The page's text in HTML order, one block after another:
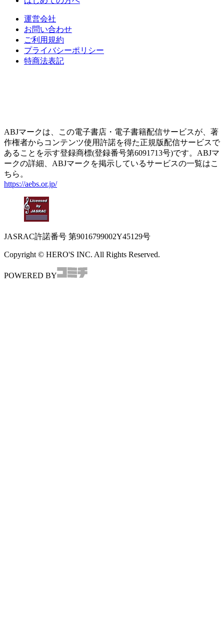
運営会社
お問い合わせ
ご利用規約
プライバシーポリシー
特商法表記
ABJマークは、この電子書店・電子書籍配信サービスが、著
作権者からコンテンツ使用許諾を得た正規版配信サービスで
あることを示す登録商標(登録番号第6091713号)です。ABJマ
ークの詳細、ABJマークを掲示しているサービスの一覧はこ
ちら。
https://aebs.or.jp/
JASRAC許諾番号 第9016799002Y45129号
Copyright © HERO'S INC. All Rights Reserved.
POWERED BY